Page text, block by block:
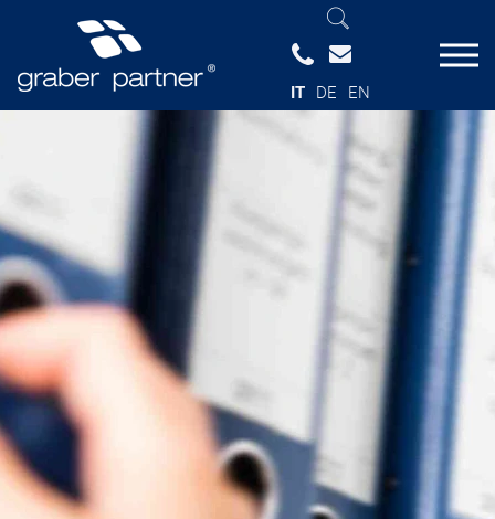
IT DE EN